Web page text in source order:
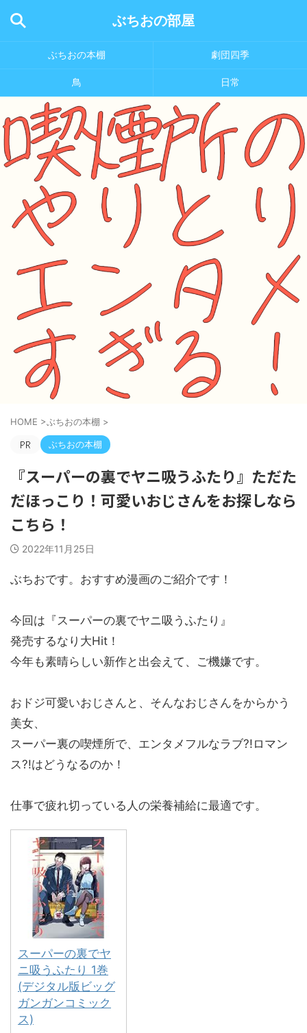
ぶちおの部屋
ぶちおの本棚 劇団四季
鳥 日常
HOME >ぶちおの本棚 >
ぶちおの本棚
『スーパーの裏でヤニ吸うふたり』ただた
だほっこり！可愛いおじさんをお探しなら
こちら！
2022年11月25日
ぶちおです。おすすめ漫画のご紹介です！
今回は『スーパーの裏でヤニ吸うふたり』
発売するなり大Hit！
今年も素晴らしい新作と出会えて、ご機嫌です。
おドジ可愛いおじさんと、そんなおじさんをからかう
美女、
スーパー裏の喫煙所で、エンタメフルなラブ?!ロマン
ス?!はどうなるのか！
仕事で疲れ切っている人の栄養補給に最適です。
スーパーの裏でヤ
ニ吸うふたり 1巻
(デジタル版ビッグ
ガンガンコミック
ス)